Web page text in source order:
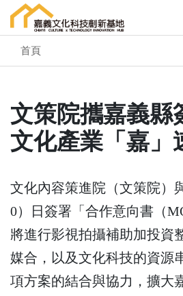
首頁
文策院攜嘉義縣
文化產業「嘉」
文化內容策進院（文策院）
0）日簽署「合作意向書（
將進行影視拍攝補助加投資
媒合，以及文化科技的資源
項方案的結合與協力，擴大